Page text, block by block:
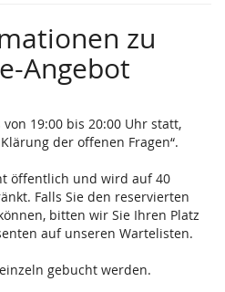
zu
Angebot
19:00 bis 20:00 Uhr statt,
der offenen Fragen“.
öffentlich und wird auf 40
Falls Sie den reservierten
bitten wir Sie Ihren Platz
auf unseren Wartelisten.
gebucht werden.